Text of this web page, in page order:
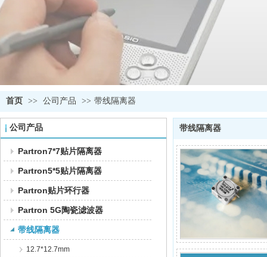
首页 >> 公司产品 >> 带线隔离器
公司产品
Partron7*7贴片隔离器
Partron5*5贴片隔离器
Partron贴片环行器
Partron 5G陶瓷滤波器
带线隔离器
12.7*12.7mm
带线隔离器